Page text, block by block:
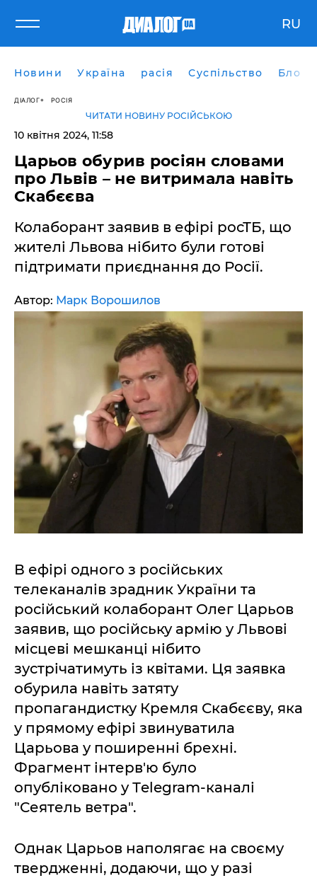
RU
Новини Україна расія Суспільство Блоги
ДІАЛОГ РОСІЯ
ЧИТАТИ НОВИНУ РОСІЙСЬКОЮ
10 квітня 2024, 11:58
Царьов обурив росіян словами
про Львів – не витримала навіть
Скабєєва
Колаборант заявив в ефірі росТБ, що
жителі Львова нібито були готові
підтримати приєднання до Росії.
Автор: Марк Ворошилов
В ефірі одного з російських
телеканалів зрадник України та
російський колаборант Олег Царьов
заявив, що російську армію у Львові
місцеві мешканці нібито
зустрічатимуть із квітами. Ця заявка
обурила навіть затяту
пропагандистку Кремля Скабєєву, яка
у прямому ефірі звинуватила
Царьова у поширенні брехні.
Фрагмент інтерв'ю було
опубліковано у Тelegram-каналі
"Сеятель ветра".
Однак Царьов наполягає на своєму
твердженні, додаючи, що у разі